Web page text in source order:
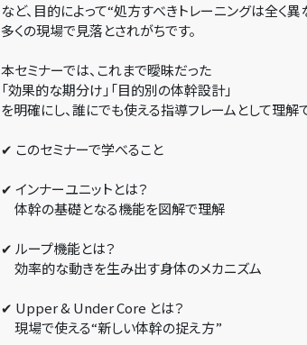
など、目的によって“処方すべきトレーニングは全く異
多くの現場で見落とされがちです。
本セミナーでは、これまで曖昧だった
「効果的な期分け」「目的別の体幹設計」
を明確にし、誰にでも使える指導フレームとして理解
✔ このセミナーで学べること
✔ インナーユニットとは？
体幹の基礎となる機能を図解で理解
✔ ループ機能とは？
効率的な動きを生み出す身体のメカニズム
✔ Upper & Under Core とは？
現場で使える“新しい体幹の捉え方”